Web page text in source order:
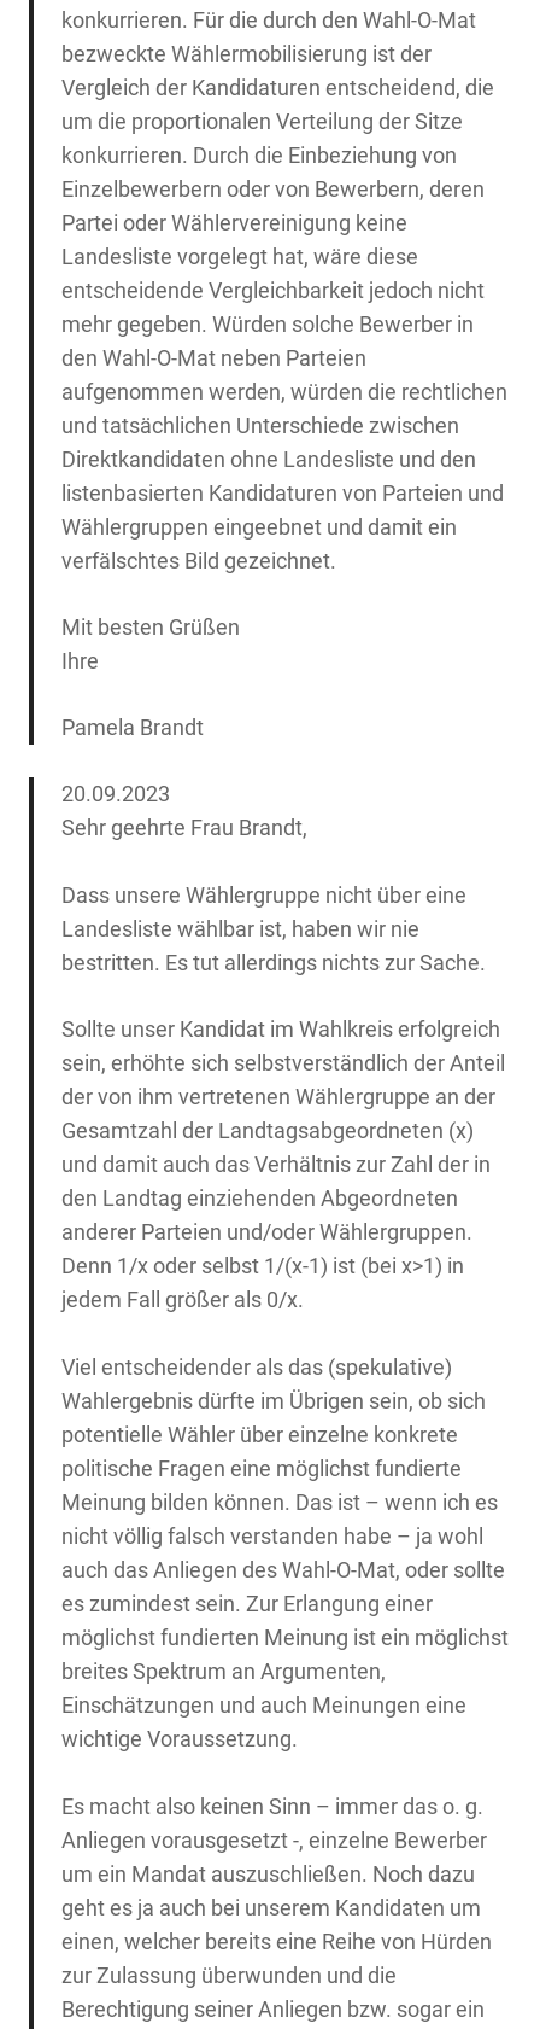
konkurrieren. Für die durch den Wahl-O-Mat
bezweckte Wählermobilisierung ist der
Vergleich der Kandidaturen entscheidend, die
um die proportionalen Verteilung der Sitze
konkurrieren. Durch die Einbeziehung von
Einzelbewerbern oder von Bewerbern, deren
Partei oder Wählervereinigung keine
Landesliste vorgelegt hat, wäre diese
entscheidende Vergleichbarkeit jedoch nicht
mehr gegeben. Würden solche Bewerber in
den Wahl-O-Mat neben Parteien
aufgenommen werden, würden die rechtlichen
und tatsächlichen Unterschiede zwischen
Direktkandidaten ohne Landesliste und den
listenbasierten Kandidaturen von Parteien und
Wählergruppen eingeebnet und damit ein
verfälschtes Bild gezeichnet.
Mit besten Grüßen
Ihre
Pamela Brandt
20.09.2023
Sehr geehrte Frau Brandt,
Dass unsere Wählergruppe nicht über eine
Landesliste wählbar ist, haben wir nie
bestritten. Es tut allerdings nichts zur Sache.
Sollte unser Kandidat im Wahlkreis erfolgreich
sein, erhöhte sich selbstverständlich der Anteil
der von ihm vertretenen Wählergruppe an der
Gesamtzahl der Landtagsabgeordneten (x)
und damit auch das Verhältnis zur Zahl der in
den Landtag einziehenden Abgeordneten
anderer Parteien und/oder Wählergruppen.
Denn 1/x oder selbst 1/(x-1) ist (bei x>1) in
jedem Fall größer als 0/x.
Viel entscheidender als das (spekulative)
Wahlergebnis dürfte im Übrigen sein, ob sich
potentielle Wähler über einzelne konkrete
politische Fragen eine möglichst fundierte
Meinung bilden können. Das ist – wenn ich es
nicht völlig falsch verstanden habe – ja wohl
auch das Anliegen des Wahl-O-Mat, oder sollte
es zumindest sein. Zur Erlangung einer
möglichst fundierten Meinung ist ein möglichst
breites Spektrum an Argumenten,
Einschätzungen und auch Meinungen eine
wichtige Voraussetzung.
Es macht also keinen Sinn – immer das o. g.
Anliegen vorausgesetzt -, einzelne Bewerber
um ein Mandat auszuschließen. Noch dazu
geht es ja auch bei unserem Kandidaten um
einen, welcher bereits eine Reihe von Hürden
zur Zulassung überwunden und die
Berechtigung seiner Anliegen bzw. sogar ein